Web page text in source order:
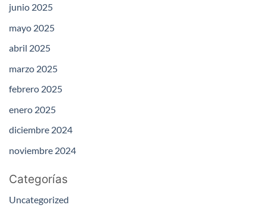
junio 2025
mayo 2025
abril 2025
marzo 2025
febrero 2025
enero 2025
diciembre 2024
noviembre 2024
Categorías
Uncategorized